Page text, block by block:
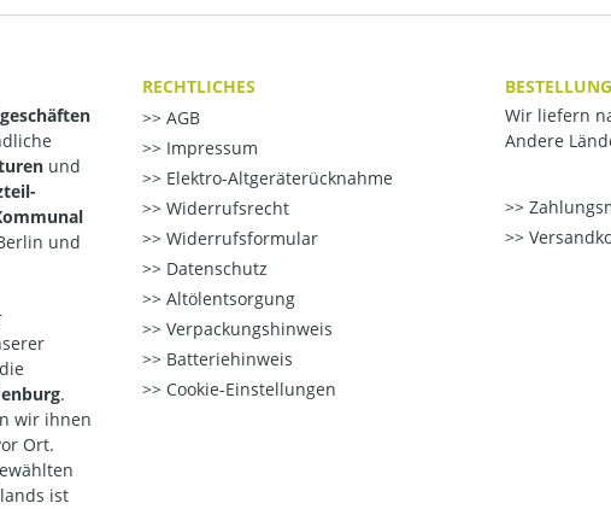
und
und
.
wir ihnen
Ort.
ist
RECHTLICHES
AGB
Impressum
Elektro-Altgeräterücknahme
Widerrufsrecht
Widerrufsformular
Datenschutz
Altölentsorgung
Verpackungshinweis
Batteriehinweis
Cookie-Einstellungen
Wir liefern
Andere